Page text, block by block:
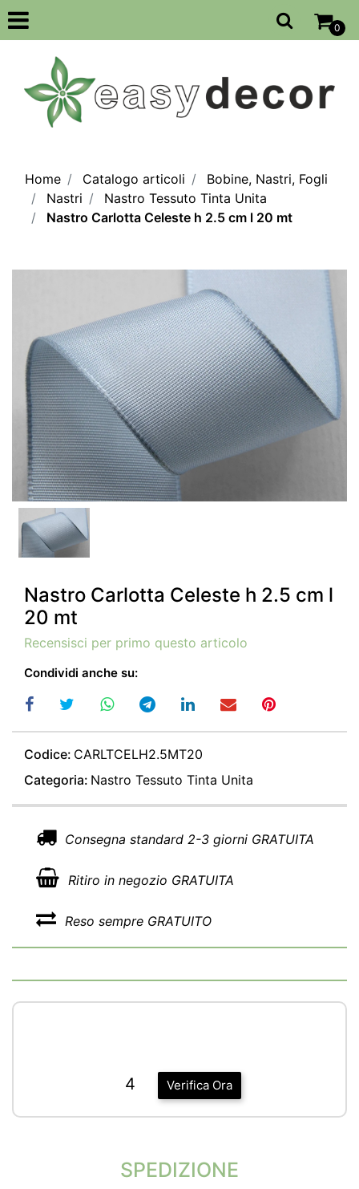
Open
0
Home Catalogo articoli
Bobine, Nastri, Fogli
Nastri
Nastro Tessuto Tinta Unita
Nastro Carlotta Celeste h 2.5 cm l 20 mt
Nastro Carlotta Celeste h 2.5 cm l
20 mt
Recensisci per primo questo articolo
Condividi anche su:
Codice: CARLTCELH2.5MT20
Categoria: Nastro Tessuto Tinta Unita
Consegna standard 2-3 giorni GRATUITA
Ritiro in negozio GRATUITA
Reso sempre GRATUITO
Verifica Ora
4
SPEDIZIONE